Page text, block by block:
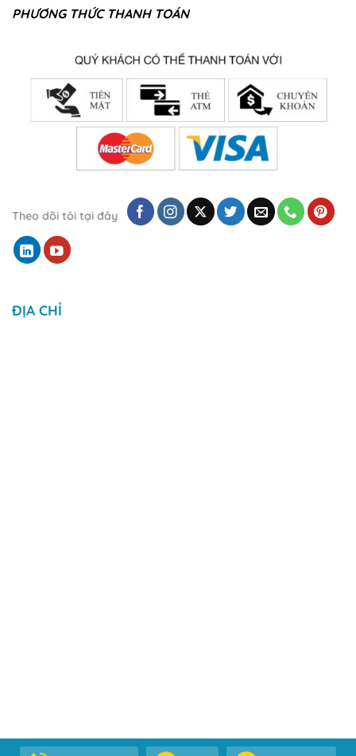
PHƯƠNG THỨC THANH TOÁN
Theo dõi tôi tại đây
ĐỊA CHỈ